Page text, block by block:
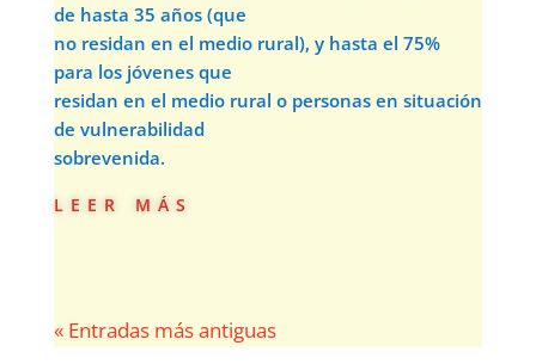
de hasta 35 años (que
no residan en el medio rural), y hasta el 75%
para los jóvenes que
residan en el medio rural o personas en situación
de vulnerabilidad
sobrevenida.
leer más
« Entradas más antiguas